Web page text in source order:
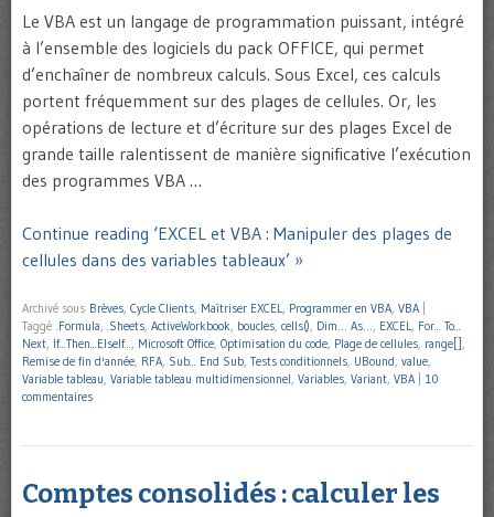
Le VBA est un langage de programmation puissant, intégré
à l’ensemble des logiciels du pack OFFICE, qui permet
d’enchaîner de nombreux calculs. Sous Excel, ces calculs
portent fréquemment sur des plages de cellules. Or, les
opérations de lecture et d’écriture sur des plages Excel de
grande taille ralentissent de manière significative l’exécution
des programmes VBA …
Continue reading ‘EXCEL et VBA : Manipuler des plages de
cellules dans des variables tableaux’ »
Archivé sous Brèves, Cycle Clients, Maîtriser EXCEL, Programmer en VBA, VBA
Taggé .Formula, .Sheets, ActiveWorkbook, boucles, cells(), Dim… As…, EXCEL, For... To...
Next, If...Then...ElseIf..., Microsoft Office, Optimisation du code, Plage de cellules, range[] ,
Remise de fin d'année, RFA, Sub... End Sub, Tests conditionnels, UBound, value,
Variable tableau, Variable tableau multidimensionnel, Variables, Variant, VBA
10
commentaires
Comptes consolidés : calculer les